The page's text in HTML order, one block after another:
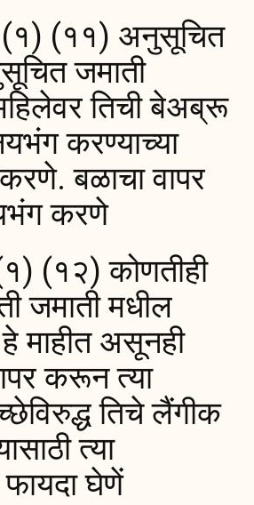
(११) अनुसूचित
जमाती
तिची बेअब्रू
करण्याच्या
बळाचा वापर
करणे
(१२) कोणतीही
जमाती मधील
माहीत असूनही
करून त्या
तिचे लैंगीक
त्या
फायदा घेणें